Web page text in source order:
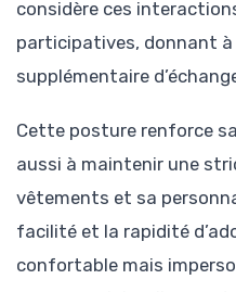
considère ces
participatives, donnant
supplémentaire
Cette posture renforce
aussi à maintenir une
vêtements et sa
facilité et la rapidité
confortable mais